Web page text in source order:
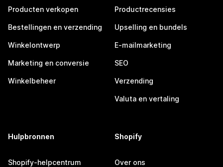
Producten verkopen
Bestellingen en verzending
Winkelontwerp
Marketing en conversie
Winkelbeheer
Productrecensies
Upselling en bundels
E-mailmarketing
SEO
Verzending
Valuta en vertaling
Hulpbronnen
Shopify-helpcentrum
Shopify
Over ons